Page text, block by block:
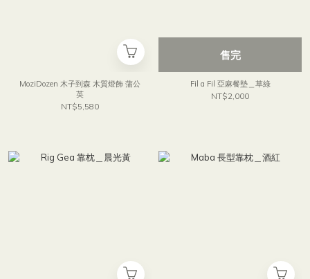
MoziDozen 木子到森 木質燈飾 蒲公
英
NT$5,580
售完
Fil a Fil 亞麻餐墊＿草綠
NT$2,000